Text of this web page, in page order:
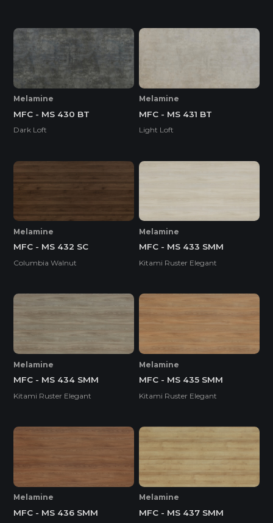
Melamine
MFC - MS 430 BT
Dark Loft
Melamine
MFC - MS 431 BT
Light Loft
Melamine
MFC - MS 432 SC
Columbia Walnut
Melamine
MFC - MS 433 SMM
Kitami Ruster Elegant
Melamine
MFC - MS 434 SMM
Kitami Ruster Elegant
Melamine
MFC - MS 435 SMM
Kitami Ruster Elegant
Melamine
MFC - MS 436 SMM
Melamine
MFC - MS 437 SMM